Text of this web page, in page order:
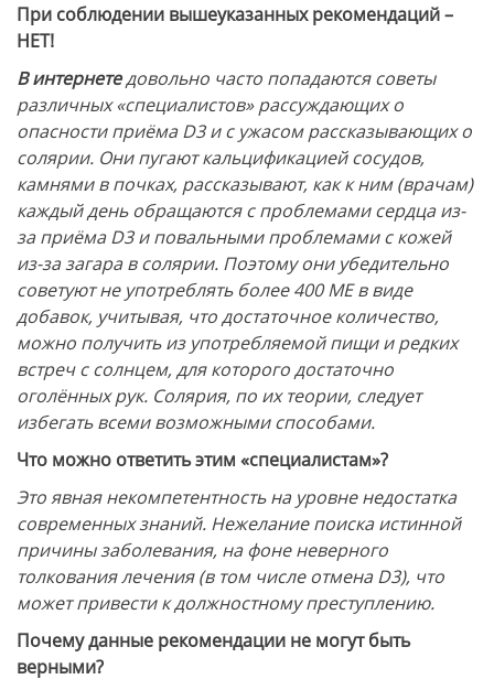
При соблюдении вышеуказанных рекомендаций –
НЕТ!
В интернетедовольно часто попадаются советы
различных «специалистов» рассуждающих о
опасности приёма D3 и с ужасом рассказывающих о
солярии. Они пугают кальцификацией сосудов,
камнями в почках, рассказывают, как к ним (врачам)
каждый день обращаются с проблемами сердца из-
за приёма D3 и повальными проблемами с кожей
из-за загара в солярии. Поэтому они убедительно
советуют не употреблять более 400 МЕ в виде
добавок, учитывая, что достаточное количество,
можно получить из употребляемой пищи и редких
встреч с солнцем, для которого достаточно
оголённых рук. Солярия, по их теории, следует
избегать всеми возможными способами.
Что можно ответить этим «специалистам»?
Это явная некомпетентность на уровне недостатка
современных знаний. Нежелание поиска истинной
причины заболевания, на фоне неверного
толкования лечения (в том числе отмена D3), что
может привести к должностному преступлению.
Почему данные рекомендации не могут быть
верными?